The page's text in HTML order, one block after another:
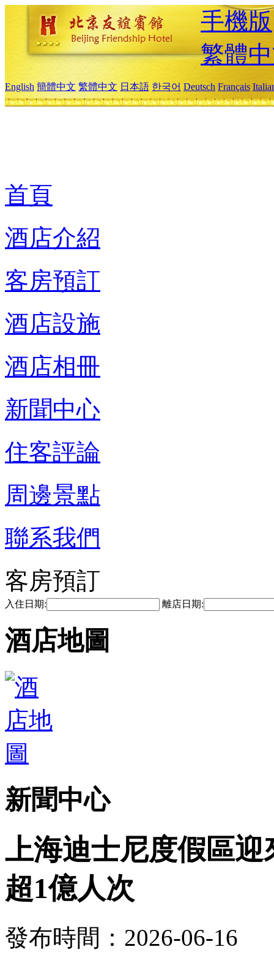
手機版
繁體
English 簡體中文 繁體中文 日本語 한국어 Deutsch Français
首頁
酒店介紹
客房預訂
酒店設施
酒店相冊
新聞中心
住客評論
周邊景點
聯系我們
客房預訂
入住日期: 離店日期:
酒店地圖
新聞中心
上海迪士尼度假區
超1億人次
發布時間：2026-06-16